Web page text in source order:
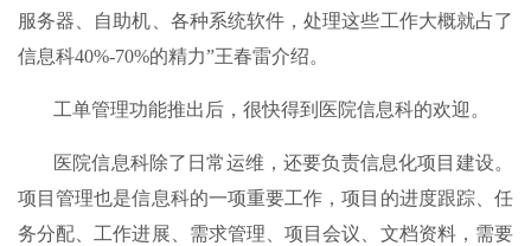
服务器、自助机、各种系统软件，处理这些工作大概就占了
信息科40%-70%的精力”王春雷介绍。
工单管理功能推出后，很快得到医院信息科的欢迎。
医院信息科除了日常运维，还要负责信息化项目建设。
项目管理也是信息科的一项重要工作，项目的进度跟踪、任
务分配、工作进展、需求管理、项目会议、文档资料，需要